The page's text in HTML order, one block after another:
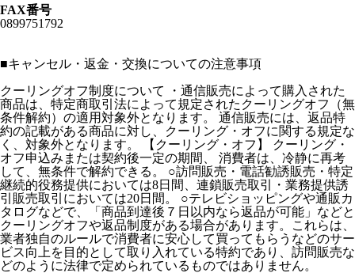
FAX番号
0899751792
■キャンセル・返金・交換についての注意事項
クーリングオフ制度について ・通信販売によって購入された
商品は、特定商取引法によって規定されたクーリングオフ（無
条件解約）の適用対象外となります。 通信販売には、返品特
約の記載がある商品に対し、クーリング・オフに関する規定な
く、対象外となります。 【クーリング・オフ】 クーリング・
オフ申込みまたは契約後一定の期間、 消費者は、冷静に再考
して、無条件で解約できる。 ○訪問販売・電話勧誘販売・特定
継続的役務提供においては8日間、連鎖販売取引・業務提供誘
引販売取引においては20日間。 ○テレビショッピングや通販カ
タログなどで、「商品到達後７日以内なら返品が可能」などと
クーリングオフや返品制度がある場合があります。これらは、
業者独自のルールで消費者に安心して買ってもらうなどのサー
ビス向上を目的として取り入れている特約であり、訪問販売な
どのように法律で定められているものではありません。